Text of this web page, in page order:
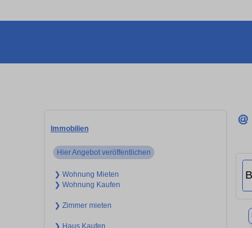
Immobilien
Hier Angebot veröffentlichen
❯ Wohnung Mieten
❯ Wohnung Kaufen
❯ Zimmer mieten
❯ Haus Kaufen